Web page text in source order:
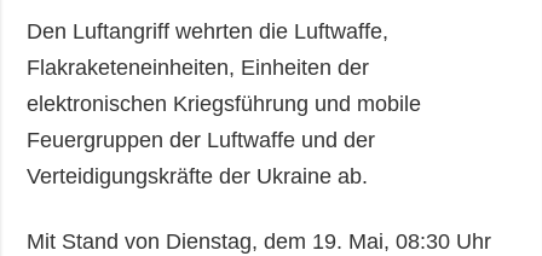
Den Luftangriff wehrten die Luftwaffe,
Flakraketeneinheiten, Einheiten der
elektronischen Kriegsführung und mobile
Feuergruppen der Luftwaffe und der
Verteidigungskräfte der Ukraine ab.
Mit Stand von Dienstag, dem 19. Mai, 08:30 Uhr